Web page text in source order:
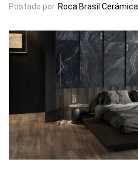
Postado por Roca Brasil Cerámica